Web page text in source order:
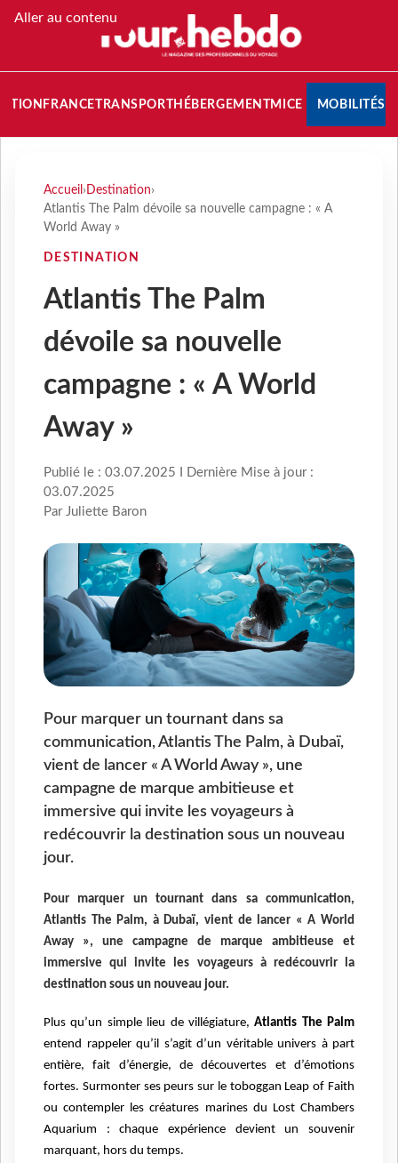
Aller au contenu
FRANCETRANSPORT HÉBERGEMENTMICE MOBILITÉS
Accueil › Destination›
Atlantis The Palm dévoile sa nouvelle campagne : « A
World Away »
DESTINATION
Atlantis The Palm
dévoile sa nouvelle
campagne : « A World
Away »
Publié le : 03.07.2025 I Dernière Mise à jour :
03.07.2025
Par Juliette Baron
Pour marquer un tournant dans sa
communication, Atlantis The Palm, à Dubaï,
vient de lancer « A World Away », une
campagne de marque ambitieuse et
immersive qui invite les voyageurs à
redécouvrir la destination sous un nouveau
jour.
Pour marquer un tournant dans sa communication,
Atlantis The Palm, à Dubaï, vient de lancer « A World
Away », une campagne de marque ambitieuse et
immersive qui invite les voyageurs à redécouvrir la
destination sous un nouveau jour.
Plus qu’un simple lieu de villégiature,Atlantis The Palm
entend rappeler qu’il s’agit d’un véritable univers à part
entière, fait d’énergie, de découvertes et d’émotions
fortes. Surmonter ses peurs sur le toboggan Leap of Faith
ou contempler les créatures marines du Lost Chambers
Aquarium : chaque expérience devient un souvenir
marquant, hors du temps.